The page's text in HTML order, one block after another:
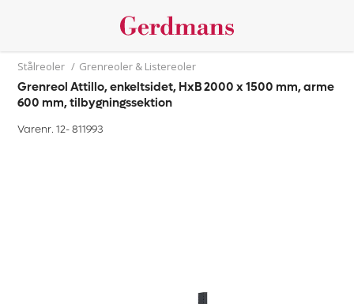
Stålreoler / Grenreoler & Listereoler
Grenreol Attillo, enkeltsidet, HxB 2000 x 1500 mm, arme
600 mm, tilbygningssektion
Varenr. 12-811993